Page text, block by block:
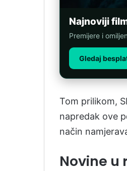
Najnoviji
Premijere i
Gledaj
Tom prilikom,
napredak ove
način
Novine u